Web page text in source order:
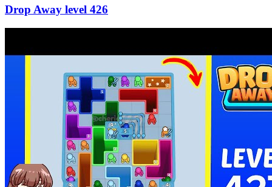
426